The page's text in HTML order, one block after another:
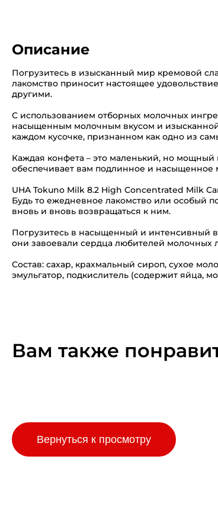
Описание
Погрузитесь в изысканный мир кремовой
лакомство приносит настоящее
другими.
С использованием отборных молочных
насыщенным молочным вкусом и
каждом кусочке, признанном как одно из
Каждая конфета – это маленький, но
обеспечивает вам подлинное и насыщенное
UHA Tokuno Milk 8.2 High Concentrated Milk
Будь то ежедневное лакомство или особый
вновь и вновь возвращаться к ним.
Погрузитесь в насыщенный и интенсивный
они завоевали сердца любителей молочных
Состав: сахар, крахмальный сироп, сухое
эмульгатор, подкислитель (содержит яйца,
Вам также
Вернуться к просмотру